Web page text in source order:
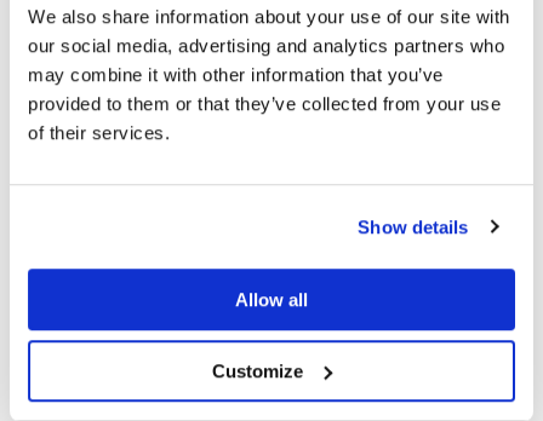
We also share information about your use of our site with
our social media, advertising and analytics partners who
may combine it with other information that you’ve
provided to them or that they’ve collected from your use
of their services.
Show details
Allow all
Customize
Bekijk de scores van de banken
Bekijk de scores van de verzekeraars